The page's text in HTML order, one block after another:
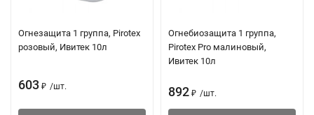
Огнезащита 1 группа, Pirotex
розовый, Ивитек 10л
603 ₽ /шт.
Огнебиозащита 1 группа,
Pirotex Pro малиновый,
Ивитек 10л
892 ₽ /шт.